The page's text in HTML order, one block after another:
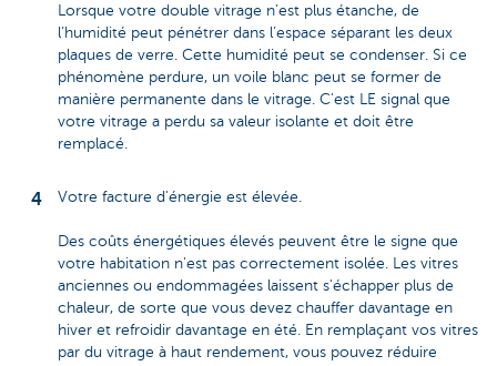
Lorsque votre double vitrage n’est plus étanche, de
l’humidité peut pénétrer dans l’espace séparant les deux
plaques de verre. Cette humidité peut se condenser. Si ce
phénomène perdure, un voile blanc peut se former de
manière permanente dans le vitrage. C'est LE signal que
votre vitrage a perdu sa valeur isolante et doit être
remplacé.
Votre facture d'énergie est élevée.
Des coûts énergétiques élevés peuvent être le signe que
votre habitation n'est pas correctement isolée. Les vitres
anciennes ou endommagées laissent s'échapper plus de
chaleur, de sorte que vous devez chauffer davantage en
hiver et refroidir davantage en été. En remplaçant vos vitres
par du vitrage à haut rendement, vous pouvez réduire